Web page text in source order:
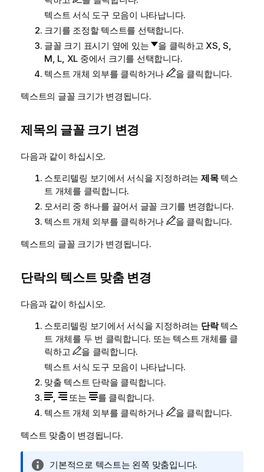
텍스트 서식 도구 모음이 나타납니다.
크기를 조정할 텍스트를 선택합니다.
글꼴 크기 표시기 옆에 있는
을 클릭하고 XS, S,
M, L, XL 중에서 크기를 선택합니다.
텍스트 개체 외부를 클릭하거나
을 클릭합니다.
텍스트의 글꼴 크기가 변경됩니다.
제목의 글꼴 크기 변경
다음과 같이 하십시오.
스토리텔링 보기에서 서식을 지정하려는 제목텍스
트 개체를 클릭합니다.
모서리 중 하나를 끌어서 글꼴 크기를 변경합니다.
텍스트 개체 외부를 클릭하거나
을 클릭합니다.
텍스트의 글꼴 크기가 변경됩니다.
단락의 텍스트 맞춤 변경
다음과 같이 하십시오.
스토리텔링 보기에서 서식을 지정하려는 단락텍스
트 개체를 두 번 클릭합니다. 또는 텍스트 개체를 클
릭하고
을 클릭합니다.
텍스트 서식 도구 모음이 나타납니다.
맞출 텍스트 단락을 클릭합니다.
또는
를 클릭합니다.
텍스트 개체 외부를 클릭하거나
을 클릭합니다.
텍스트 맞춤이 변경됩니다.
정
기본적으로 텍스트는 왼쪽 맞춤입니다.